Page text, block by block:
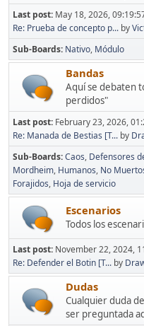
Last post: May 18, 2026,
Re: Prueba de concepto p... by
Sub-Boards Nativo Módulo
Bandas
Aquí se debaten
perdidos"
Last post: February 23, 2026,
Re: Manada de Bestias [T... by
Sub-Boards Caos Defensores
Mordheim Humanos No
Forajidos Hoja de servicio
Escenarios
Todos los
Last post: November 22, 2024,
Re: Defender el Botin [T... by
Dudas
Cualquier duda
ser preguntada